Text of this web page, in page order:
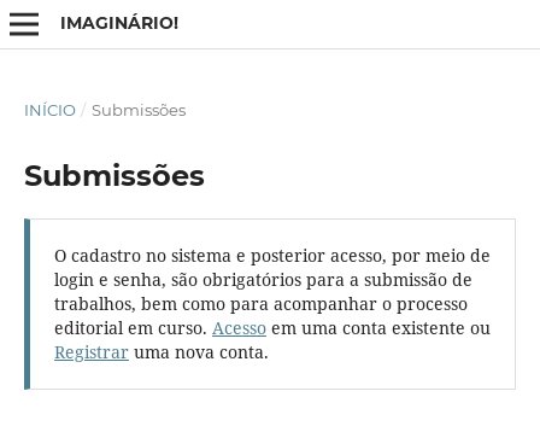
IMAGINÁRIO!
INÍCIO / Submissões
Submissões
O cadastro no sistema e posterior acesso, por meio de
login e senha, são obrigatórios para a submissão de
trabalhos, bem como para acompanhar o processo
editorial em curso. Acessoem uma conta existente ou
Registraruma nova conta.